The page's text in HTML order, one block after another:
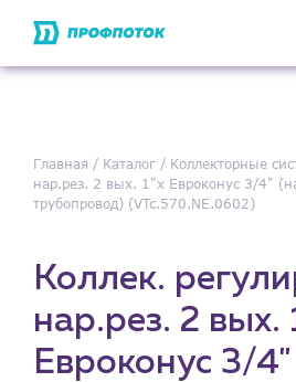
Главная Каталог Коллекторные
нар.рез. 2 вых. 1"х Евроконус 3/4"
трубопровод) (VTc.570.NE.0602)
Коллек.
нар.рез. 2 вых.
Евроконус 3/